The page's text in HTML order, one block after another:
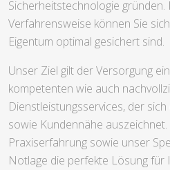
Sicherheitstechnologie
Verfahrensweise können Sie
Eigentum optimal gesichert sind.
Unser Ziel gilt der Versorgung
kompetenten wie auch
Dienstleistungsservices, der
sowie Kundennähe
Praxiserfahrung sowie unser
Notlage die perfekte Lösung für